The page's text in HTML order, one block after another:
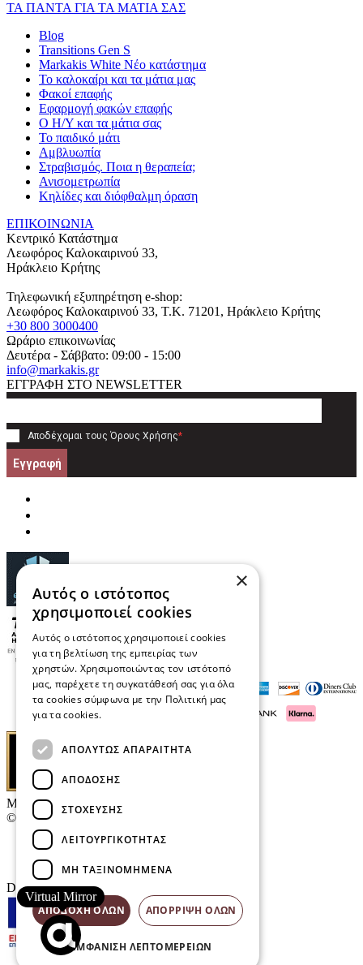
ΤΑ ΠΑΝΤΑ ΓΙΑ ΤΑ ΜΑΤΙΑ ΣΑΣ
Blog
Transitions Gen S
Markakis White Νέο κατάστημα
Το καλοκαίρι και τα μάτια μας
Φακοί επαφής
Εφαρμογή φακών επαφής
Ο Η/Υ και τα μάτια σας
Το παιδικό μάτι
Αμβλυωπία
Στραβισμός. Ποια η θεραπεία;
Ανισομετρωπία
Κηλίδες και διόφθαλμη όραση
ΕΠΙΚΟΙΝΩΝΙΑ
Κεντρικό Κατάστημα
Λεωφόρος Καλοκαιρινού 33,
Ηράκλειο Κρήτης
Τηλεφωνική εξυπηρέτηση e-shop:
Λεωφόρος Καλοκαιρινού 33, T.K. 71201, Ηράκλειο Κρήτης
+30 800 3000400
Ωράριο επικοινωνίας
Δευτέρα - Σάββατο: 09:00 - 15:00
info@markakis.gr
ΕΓΓΡΑΦΗ ΣΤΟ NEWSLETTER
Αποδέχομαι τους Όρους Χρήσης*
Εγγραφή
Μαρκάκης Οπτικά
© 2026
Επικοινωνία
E-Volution Awards
Designed & developed by
Virtual Mirror
×
Αυτός ο ιστότοπος
χρησιμοποιεί cookies
Αυτός ο ιστότοπος χρησιμοποιεί cookies
για τη βελτίωση της εμπειρίας των
χρηστών. Χρησιμοποιώντας τον ιστότοπό
μας, παρέχετε τη συγκατάθεσή σας για όλα
τα cookies σύμφωνα με την Πολιτική μας
για τα cookies.
ΑΠΟΛΎΤΩΣ ΑΠΑΡΑΊΤΗΤΑ
ΑΠΌΔΟΣΗΣ
ΣΤΌΧΕΥΣΗΣ
ΛΕΙΤΟΥΡΓΙΚΌΤΗΤΑΣ
ΜΗ ΤΑΞΙΝΟΜΗΜΈΝΑ
ΑΠΟΔΟΧΉ ΌΛΩΝ ΑΠΌΡΡΙΨΗ ΌΛΩΝ
ΕΜΦΆΝΙΣΗ ΛΕΠΤΟΜΕΡΕΙΏΝ